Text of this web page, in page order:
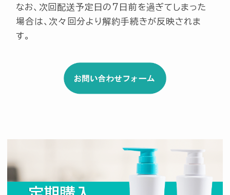
なお、次回配送予定日の7日前を過ぎてしまった
場合は、次々回分より解約手続きが反映されま
す。